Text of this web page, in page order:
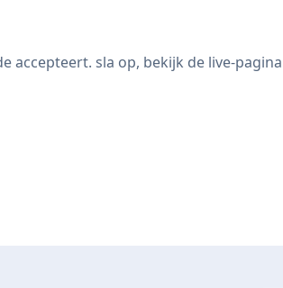
sla op, bekijk de live-